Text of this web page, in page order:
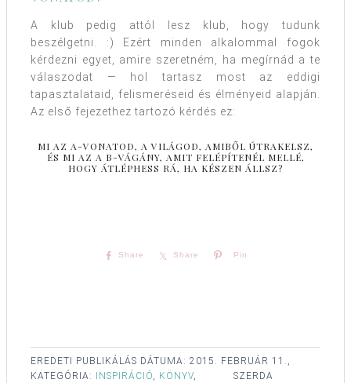
A klub pedig attól lesz klub, hogy tudunk
beszélgetni. :) Ezért minden alkalommal fogok
kérdezni egyet, amire szeretném, ha megírnád a te
válaszodat — hol tartasz most az eddigi
tapasztalataid, felismeréseid és élményeid alapján.
Az első fejezethez tartozó kérdés ez:
MI AZ A-VONATOD, A VILÁGOD, AMIBŐL ÚTRAKELSZ,
ÉS MI AZ A B-VÁGÁNY, AMIT FELÉPÍTENÉL MELLÉ,
HOGY ÁTLÉPHESS RÁ, HA KÉSZEN ÁLLSZ?
Share Share Pin
EREDETI PUBLIKÁLÁS DÁTUMA: 2015. FEBRUÁR 11.,
SZERDA
KATEGÓRIA: INSPIRÁCIÓ, KÖNYV,